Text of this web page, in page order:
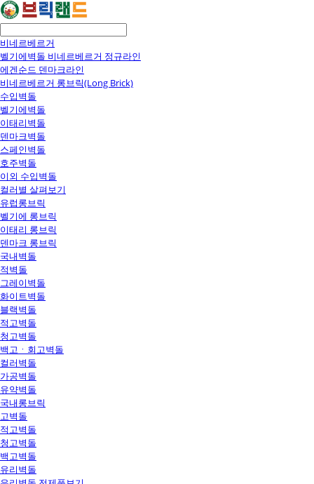
비네르베르거
벨기에벽돌 비네르베르거 정규라인
에겐순드 덴마크라인
비네르베르거 롱브릭(Long Brick)
수입벽돌
벨기에벽돌
이태리벽돌
덴마크벽돌
스페인벽돌
호주벽돌
이외 수입벽돌
컬러별 살펴보기
유럽롱브릭
벨기에 롱브릭
이태리 롱브릭
덴마크 롱브릭
국내벽돌
적벽돌
그레이벽돌
화이트벽돌
블랙벽돌
적고벽돌
청고벽돌
백고ㆍ회고벽돌
컬러벽돌
가공벽돌
유약벽돌
국내롱브릭
고벽돌
적고벽돌
청고벽돌
백고벽돌
유리벽돌